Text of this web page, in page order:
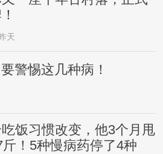
天
警惕这几种病！
饭习惯改变，他3个月甩
斤！5种慢病药停了4种